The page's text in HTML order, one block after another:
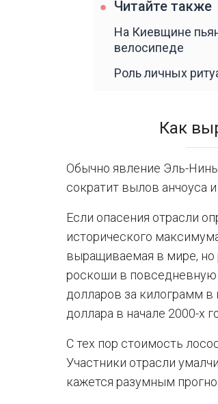
Читайте также
На Киевщине
велосипеде
Роль личных
Как
Обычно явление Эль-
сократит вылов анчоуса
Если опасения отрасли
исторического
выращиваемая в мире, но
роскоши в повседневную
долларов за килограмм в
доллара в начале 2000-х
С тех пор стоимость
Участники отрасли
кажется разумным